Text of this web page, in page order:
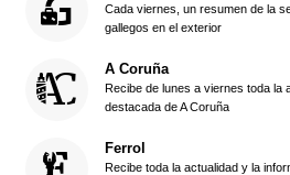
Cada viernes, un resumen de la
gallegos en el exterior
A Coruña
Recibe de lunes a viernes toda la
destacada de A Coruña
Ferrol
Recibe toda la actualidad y la